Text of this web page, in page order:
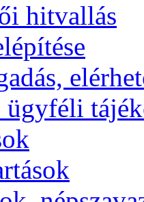
hitvallás
ügyféli